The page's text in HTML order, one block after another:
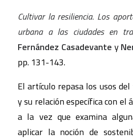
Cultivar la resiliencia. Los
urbana a las ciudades en
Fernández Casadevante y
pp. 131-143.
El artículo repasa los usos
y su relación específica con el
a la vez que examina
aplicar la noción de